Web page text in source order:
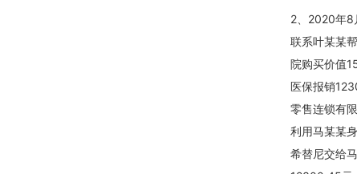
2、2020年8
联系叶某某
院购买价值
医保报销
零售连锁有
利用马某某
希替尼交给